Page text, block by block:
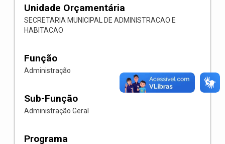
Unidade Orçamentária
SECRETARIA MUNICIPAL DE ADMINISTRACAO E
HABITACAO
Função
Administração
Sub-Função
Administração Geral
Programa